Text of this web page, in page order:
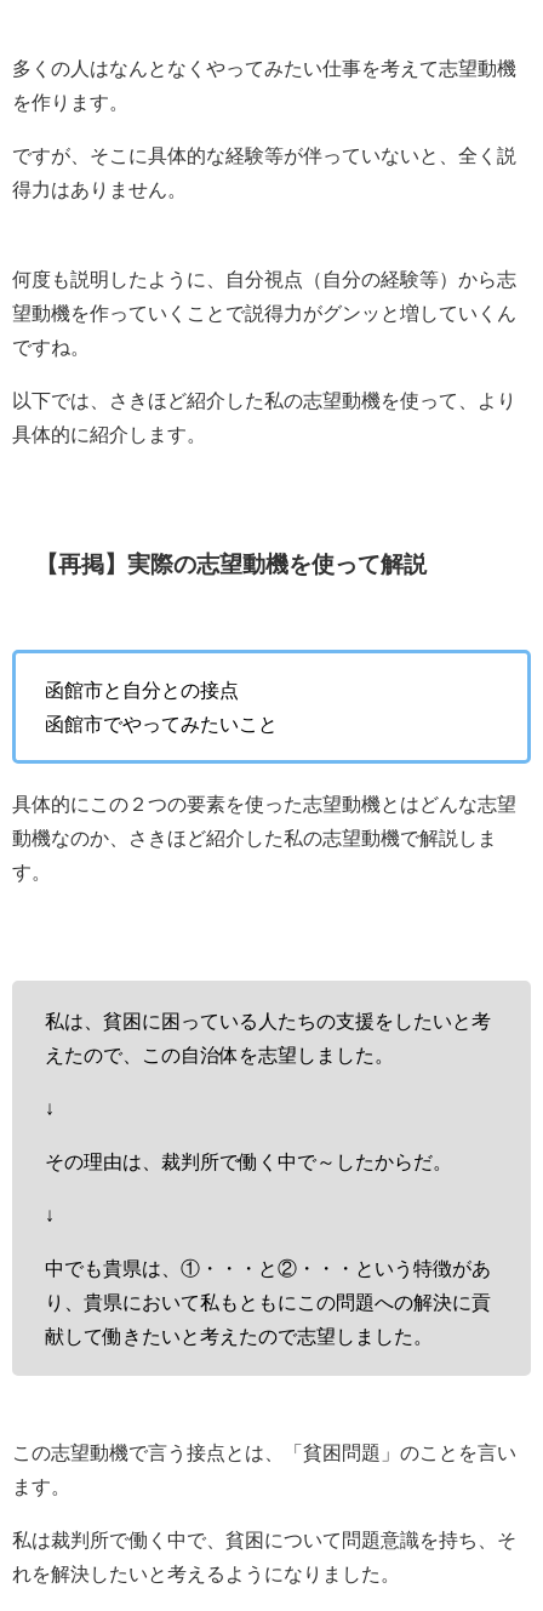
多くの人はなんとなくやってみたい仕事を考えて志望動機
を作ります。
ですが、そこに具体的な経験等が伴っていないと、全く説
得力はありません。
何度も説明したように、自分視点（自分の経験等）から志
望動機を作っていくことで説得力がグンッと増していくん
ですね。
以下では、さきほど紹介した私の志望動機を使って、より
具体的に紹介します。
【再掲】実際の志望動機を使って解説
函館市と自分との接点
函館市でやってみたいこと
具体的にこの２つの要素を使った志望動機とはどんな志望
動機なのか、さきほど紹介した私の志望動機で解説しま
す。
私は、貧困に困っている人たちの支援をしたいと考
えたので、この自治体を志望しました。
↓
その理由は、裁判所で働く中で～したからだ。
↓
中でも貴県は、①・・・と②・・・という特徴があ
り、貴県において私もともにこの問題への解決に貢
献して働きたいと考えたので志望しました。
この志望動機で言う接点とは、「貧困問題」のことを言い
ます。
私は裁判所で働く中で、貧困について問題意識を持ち、そ
れを解決したいと考えるようになりました。